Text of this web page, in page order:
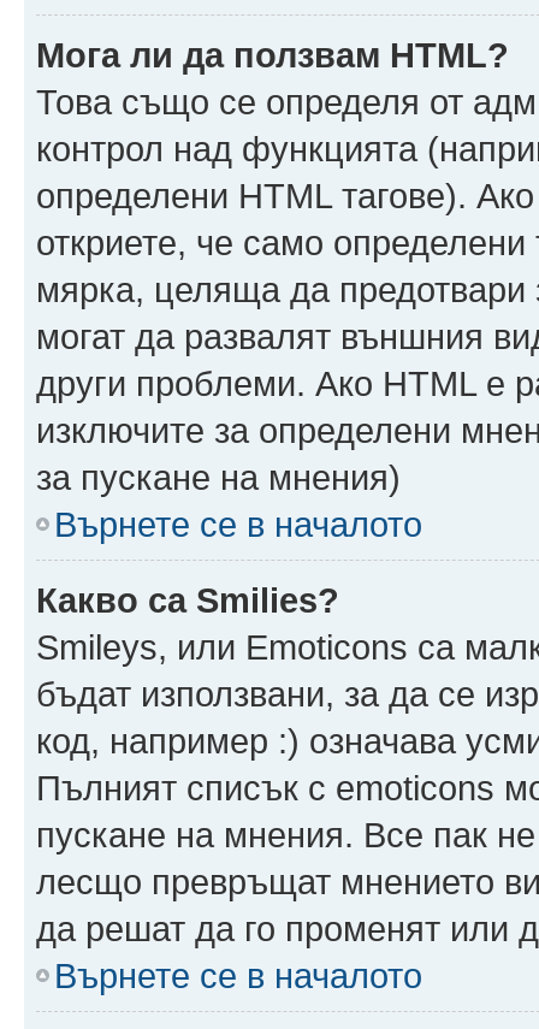
Мога ли да ползвам HTML?
Това също се определя от
контрол над функцията
определени HTML тагове).
откриете, че само определени
мярка, целяща да предотвари
могат да развалят външния
други проблеми. Ако HTML е
изключите за определени
за пускане на мнения)
Върнете се в началото
Какво са Smilies?
Smileys, или Emoticons са
бъдат използвани, за да се
код, например :) означава
Пълният списък с emoticons
пускане на мнения. Все пак
лесщо превръщат мнението
да решат да го променят или
Върнете се в началото